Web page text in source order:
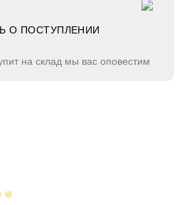
О ПОСТУПЛЕНИИ
на склад мы вас оповестим